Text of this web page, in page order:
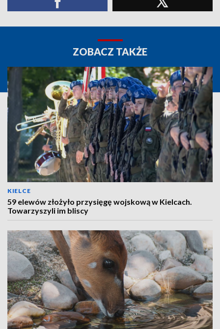
ZOBACZ TAKŻE
KIELCE
59 elewów złożyło przysięgę wojskową w Kielcach.
Towarzyszyli im bliscy